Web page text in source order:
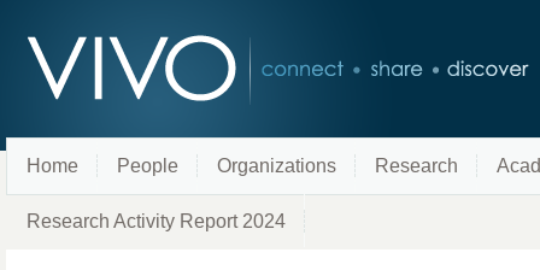
Home People Organizations Research
Research Activity Report 2024